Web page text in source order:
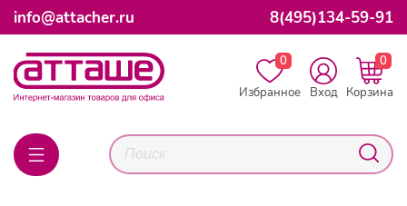
info@attacher.ru 8(495)134-59-91
0
Избранное
Вход
0
Корзина